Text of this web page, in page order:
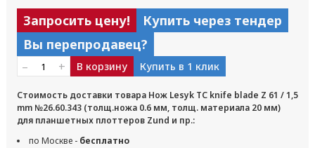
Запросить цену!
Купить через тендер
Вы перепродавец?
– + В корзину Купить в 1 клик
Стоимость доставки товара Нож Lesyk TC knife blade Z 61 / 1,5
mm №26.60.343 (толщ.ножа 0.6 мм, толщ. материала 20 мм)
для планшетных плоттеров Zund и пр.:
по Москве - бесплатно